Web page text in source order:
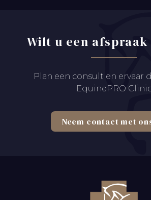
Wilt u een afspraak
Plan een consult en ervaar
EquinePRO
Neem contact met